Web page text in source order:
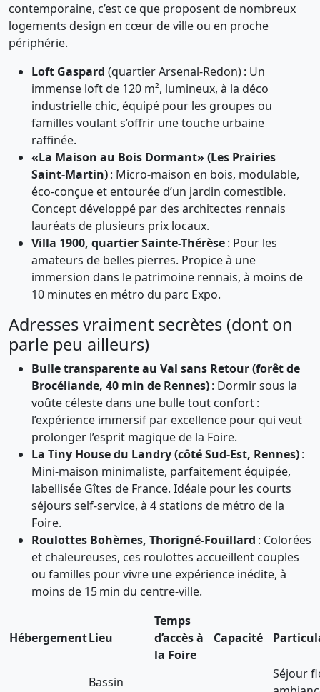
contemporaine, c’est ce que proposent de nombreux
logements design en cœur de ville ou en proche
périphérie.
Loft Gaspard (quartier Arsenal-Redon) : Un
immense loft de 120 m², lumineux, à la déco
industrielle chic, équipé pour les groupes ou
familles voulant s’offrir une touche urbaine
raffinée.
«La Maison au Bois Dormant» (Les Prairies
Saint-Martin): Micro-maison en bois, modulable,
éco-conçue et entourée d’un jardin comestible.
Concept développé par des architectes rennais
lauréats de plusieurs prix locaux.
Villa 1900, quartier Sainte-Thérèse: Pour les
amateurs de belles pierres. Propice à une
immersion dans le patrimoine rennais, à moins de
10 minutes en métro du parc Expo.
Adresses vraiment secrètes (dont on
parle peu ailleurs)
Bulle transparente au Val sans Retour (forêt de
Brocéliande, 40 min de Rennes): Dormir sous la
voûte céleste dans une bulle tout confort :
l’expérience immersif par excellence pour qui veut
prolonger l’esprit magique de la Foire.
La Tiny House du Landry (côté Sud-Est, Rennes):
Mini-maison minimaliste, parfaitement équipée,
labellisée Gîtes de France. Idéale pour les courts
séjours self-service, à 4 stations de métro de la
Foire.
Roulottes Bohèmes, Thorigné-Fouillard : Colorées
et chaleureuses, ces roulottes accueillent couples
ou familles pour vivre une expérience inédite, à
moins de 15 min du centre-ville.
HébergementLieu
Temps
d’accès à
la Foire
Capacité
Bassin
Séjour